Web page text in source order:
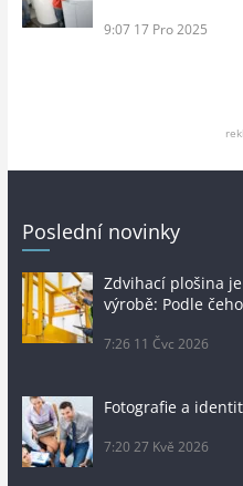
9:07 17 Pro 2025
Poslední novinky
Zdvihací plošina
výrobě: Podle
7:26 11 Čvc 2026
Fotografie a
7:20 27 Kvě 2026